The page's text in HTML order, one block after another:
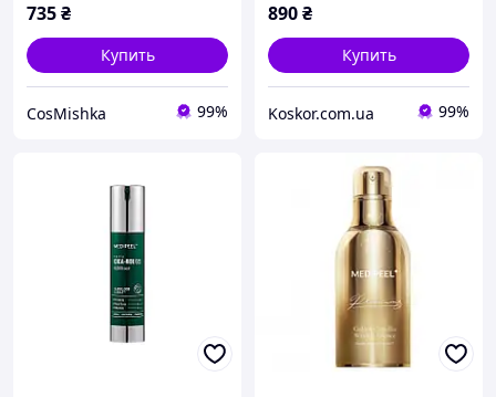
735₴
Купить
CosMishka 99%
890₴
Купить
Koskor.com.ua 99%